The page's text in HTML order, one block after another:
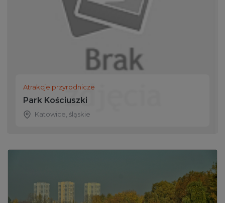
Atrakcje przyrodnicze
Park Kościuszki
Katowice śląskie